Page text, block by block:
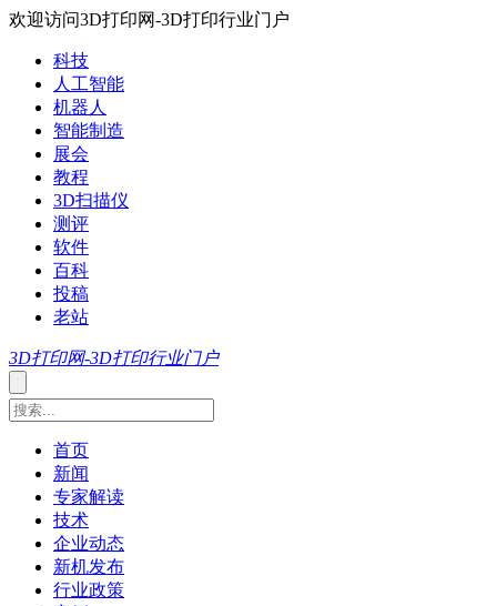
欢迎访问3D打印网-3D打印行业门户
科技
人工智能
机器人
智能制造
展会
教程
3D扫描仪
测评
软件
百科
投稿
老站
3D打印网-3D打印行业门户
首页
新闻
专家解读
技术
企业动态
新机发布
行业政策